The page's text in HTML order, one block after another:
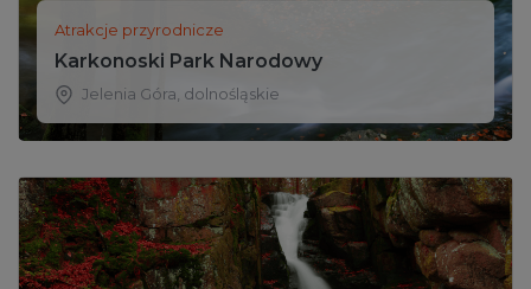
Atrakcje przyrodnicze
Karkonoski Park Narodowy
Jelenia Góra, dolnośląskie